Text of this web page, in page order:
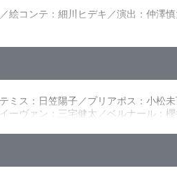
ィナの家で手当を受けていたマリ
様子を見に行かせる。マーサは修道
コンテ：細川ヒデキ／演出：仲澤
good!アフタヌーン』所載）／監督
督：池田繁美・丸山由紀子／色彩設
ミス：日笠陽子／プリアポス：小松
イーヴァン：三宅健太／ベルナール